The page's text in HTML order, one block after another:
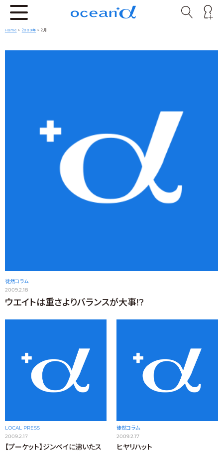
Home > 2009年 > 2月
徒然コラム
2009.2.18
ウエイトは重さよりバランスが大事!?
LOCAL PRESS
2009.2.17
【プーケット】ジンベイに沸いたス
徒然コラム
2009.2.17
ヒヤリハット